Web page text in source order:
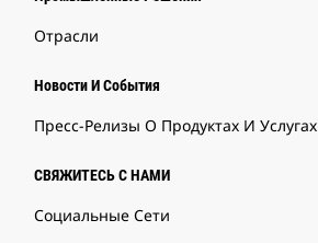
Отрасли
Новости И События
Пресс-Релизы О Продуктах И Услугах
СВЯЖИТЕСЬ С НАМИ
Социальные Сети